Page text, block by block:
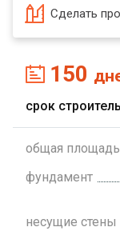
Сделать
150
срок
общая площадь
фундамент
несущие стены